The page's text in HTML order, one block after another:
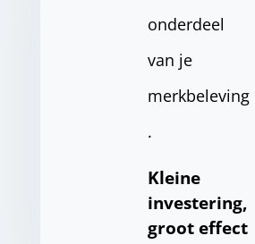
onderdeel
van je
merkbeleving
.
Kleine
investering,
groot effect